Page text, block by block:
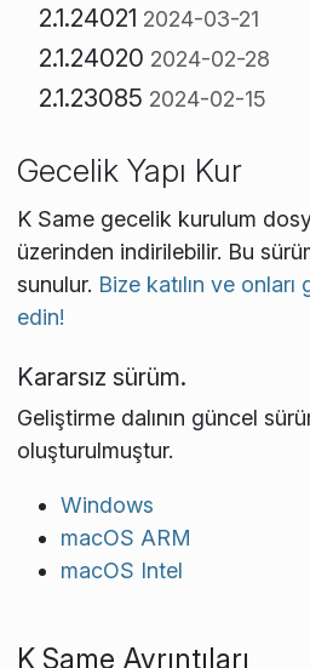
2.1.24021 2024-03-21
2.1.24020 2024-02-28
2.1.23085 2024-02-15
Gecelik Yapı Kur
K Same gecelik kurulum
üzerinden indirilebilir. Bu
sunulur. Bize katılın ve
edin!
Kararsız sürüm.
Geliştirme dalının güncel
oluşturulmuştur.
Windows
macOS ARM
macOS Intel
K Same Ayrıntıları